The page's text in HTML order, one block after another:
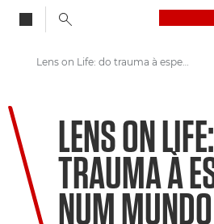
Bem-vindo(a) ao VIEW
Lens on Life: do trauma à esperança num mundo turbulento
LENS ON
TRAUMA À
NUM MUNDO